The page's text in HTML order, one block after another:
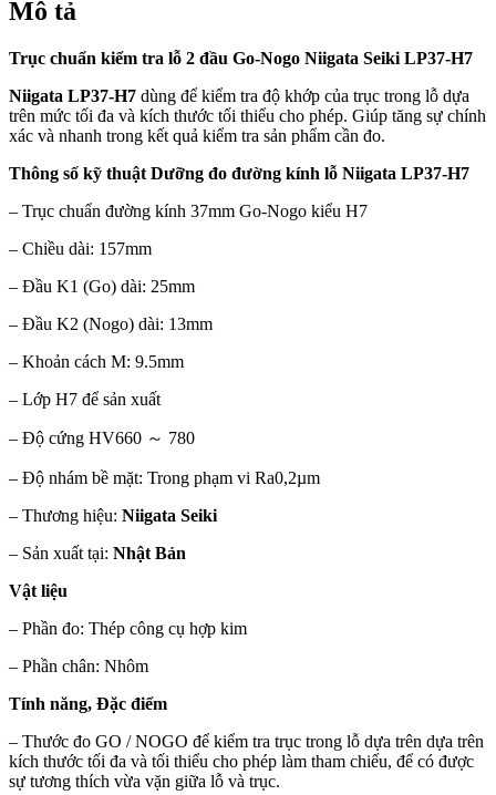
Mô tả
Trục chuẩn kiểm tra lỗ 2 đầu Go-Nogo Niigata Seiki LP37-H7
Niigata LP37-H7 dùng để kiểm tra độ khớp của trục trong lỗ dựa
trên mức tối đa và kích thước tối thiểu cho phép. Giúp tăng sự chính
xác và nhanh trong kết quả kiểm tra sản phẩm cần đo.
Thông số kỹ thuật Dưỡng đo đường kính lỗ Niigata LP37-H7
– Trục chuẩn đường kính 37mm Go-Nogo kiểu H7
– Chiều dài: 157mm
– Đầu K1 (Go) dài: 25mm
– Đầu K2 (Nogo) dài: 13mm
– Khoản cách M: 9.5mm
– Lớp H7 để sản xuất
– Độ cứng HV660 ～ 780
– Độ nhám bề mặt: Trong phạm vi Ra0,2µm
– Thương hiệu: Niigata Seiki
– Sản xuất tại: Nhật Bản
Vật liệu
– Phần đo: Thép công cụ hợp kim
– Phần chân: Nhôm
Tính năng, Đặc điểm
– Thước đo GO / NOGO để kiểm tra trục trong lỗ dựa trên dựa trên
kích thước tối đa và tối thiểu cho phép làm tham chiếu, để có được
sự tương thích vừa vặn giữa lỗ và trục.